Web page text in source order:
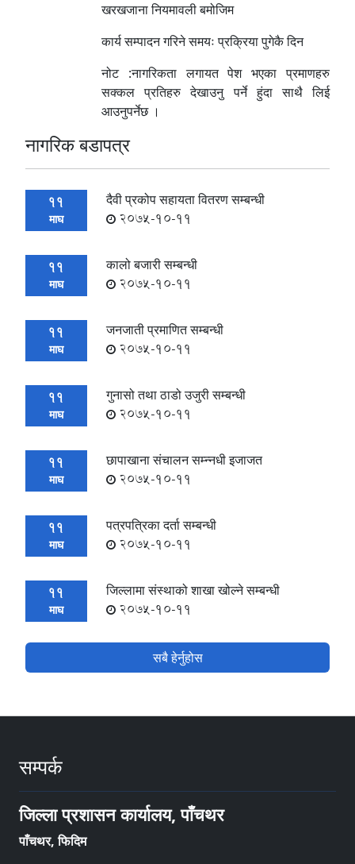
खरखजाना नियमावली बमोजिम
कार्य सम्पादन गरिने समयः प्रक्रिया पुगेकै दिन
नोट :नागरिकता लगायत पेश भएका प्रमाणहरु
सक्कल प्रतिहरु देखाउनु पर्ने हुंदा साथै लिई
आउनुपर्नेछ ।
नागरिक बडापत्र
11
माघ
दैवी प्रकोप सहायता वितरण सम्बन्धी
2075-10-11
11
माघ
कालो बजारी सम्बन्धी
2075-10-11
11
माघ
जनजाती प्रमाणित सम्बन्धी
2075-10-11
11
माघ
गुनासो तथा ठाडो उजुरी सम्बन्धी
2075-10-11
11
माघ
छापाखाना संचालन सम्न्नधी इजाजत
2075-10-11
11
माघ
पत्रपत्रिका दर्ता सम्बन्धी
2075-10-11
11
माघ
जिल्लामा संस्थाको शाखा खोल्ने सम्बन्धी
2075-10-11
सबै हेर्नुहोस
सम्पर्क
जिल्ला प्रशासन कार्यालय, पाँचथर
पाँचथर, फिदिम